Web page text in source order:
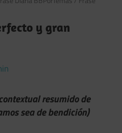
y gran
resumido de
sea de bendición)